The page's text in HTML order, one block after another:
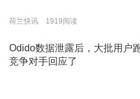
荷兰快讯 1919阅读
Odido数据泄露后，大批用户
竞争对手回应了